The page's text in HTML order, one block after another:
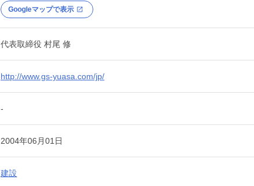
Googleマップで表示
代表取締役 村尾 修
http://www.gs-yuasa.com/jp/
-
2004年06月01日
建設